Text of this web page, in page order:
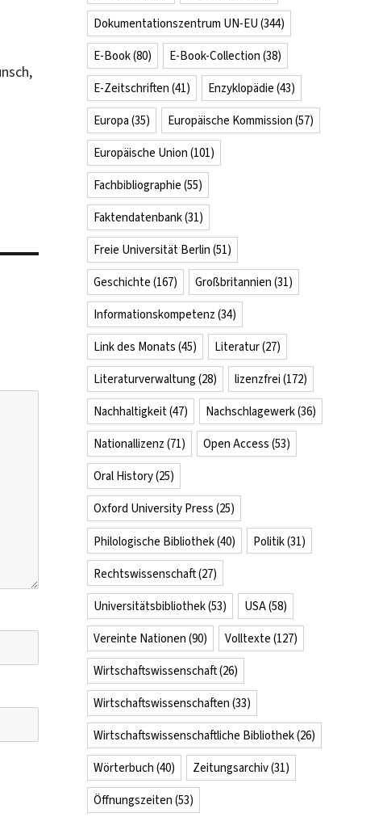
Dokumentationszentrum UN-EU (344)
E-Book(80) E-Book-Collection (38)
E-Zeitschriften (41) Enzyklopädie (43)
Europa (35) Europäische Kommission (57)
Europäische Union (101)
Fachbibliographie (55)
Faktendatenbank(31)
Freie Universität Berlin (51)
Geschichte (167) Großbritannien (31)
Informationskompetenz (34)
Link des Monats (45) Literatur(27)
Literaturverwaltung (28) lizenzfrei (172)
Nachhaltigkeit(47) Nachschlagewerk(36)
Nationallizenz (71) Open Access (53)
Oral History(25)
Oxford University Press (25)
Philologische Bibliothek(40) Politik(31)
Rechtswissenschaft(27)
Universitätsbibliothek(53) USA(58)
Vereinte Nationen (90) Volltexte (127)
Wirtschaftswissenschaft(26)
Wirtschaftswissenschaften (33)
Wirtschaftswissenschaftliche Bibliothek(26)
Wörterbuch (40) Zeitungsarchiv(31)
Öffnungszeiten (53)